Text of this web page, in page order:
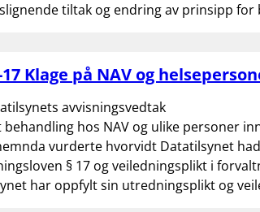
tiltak og endring av prinsipp for
17 Klage på NAV og
avvisningsvedtak
behandling hos NAV og ulike personer
vurderte hvorvidt Datatilsynet
§ 17 og veiledningsplikt i
har oppfylt sin utredningsplikt og